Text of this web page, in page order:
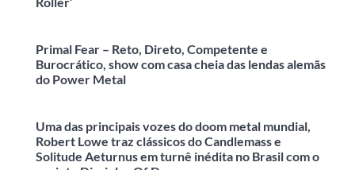
Primal Fear – Reto, Direto, Competente e
Burocrático, show com casa cheia das lendas alemãs
do Power Metal
Uma das principais vozes do doom metal mundial,
Robert Lowe traz clássicos do Candlemass e
Solitude Aeturnus em turnê inédita no Brasil com o